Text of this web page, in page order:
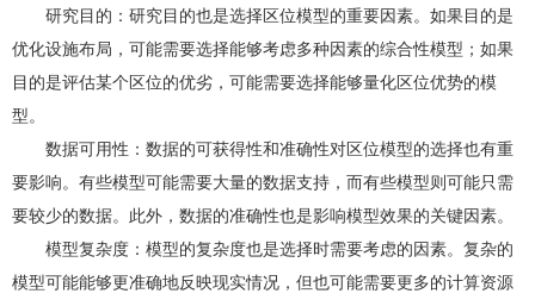
研究目的：研究目的也是选择区位模型的重要因素。如果目的是
优化设施布局，可能需要选择能够考虑多种因素的综合性模型；如果
目的是评估某个区位的优劣，可能需要选择能够量化区位优势的模
型。
数据可用性：数据的可获得性和准确性对区位模型的选择也有重
要影响。有些模型可能需要大量的数据支持，而有些模型则可能只需
要较少的数据。此外，数据的准确性也是影响模型效果的关键因素。
模型复杂度：模型的复杂度也是选择时需要考虑的因素。复杂的
模型可能能够更准确地反映现实情况，但也可能需要更多的计算资源